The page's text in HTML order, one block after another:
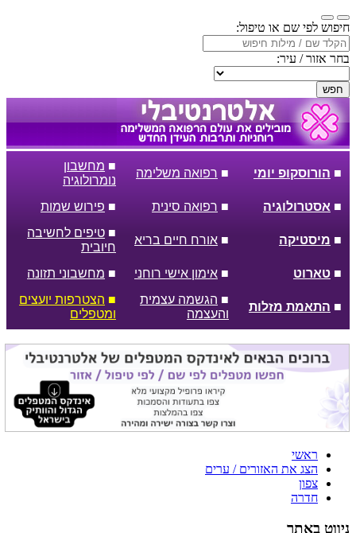
חיפוש לפי שם או טיפול:
בחר אזור / עיר:
חפש
■ הורוסקופ יומי ■ רפואה משלימה
■ מחשבון
נומרולוגיה
■ אסטרולוגיה ■ רפואה סינית ■ פירוש שמות
■ מיסטיקה ■ אורח חיים בריא
■ טיפים לחשיבה
חיובית
■ טארוט ■ אימון אישי רוחני ■ מחשבוני תזונה
■ התאמת מזלות
■ הגשמה עצמית
והעצמה
■ הצטרפות יועצים
ומטפלים
ראשי
הצג את האזורים / ערים
צפון
חדרה
ניווט באתר